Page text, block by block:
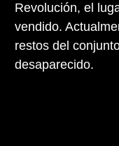
Revolución, el
vendido.
restos del
desaparecido.